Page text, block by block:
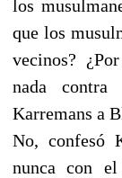
los
que los
vecinos?
nada contra
Karremans a
No, confesó
nunca con